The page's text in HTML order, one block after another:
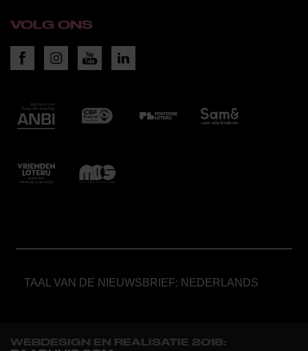
VOLG ONS
TAAL VAN DE NIEUWSBRIEF: NEDERLANDS
WEBDESIGN EN REALISATIE 2018: